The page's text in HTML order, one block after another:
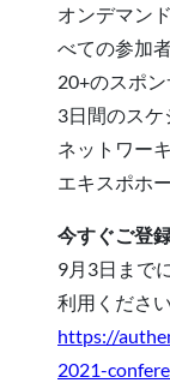
オンデマン
べての参加
20+のスポ
3日間のス
ネットワー
エキスポホ
今すぐご登
9月3日まで
利用くださ
https://
2021-